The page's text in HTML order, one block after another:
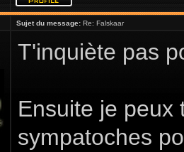
Sujet du message: Re: Falskaar
T'inquiète pas
Ensuite je peux
sympatoches